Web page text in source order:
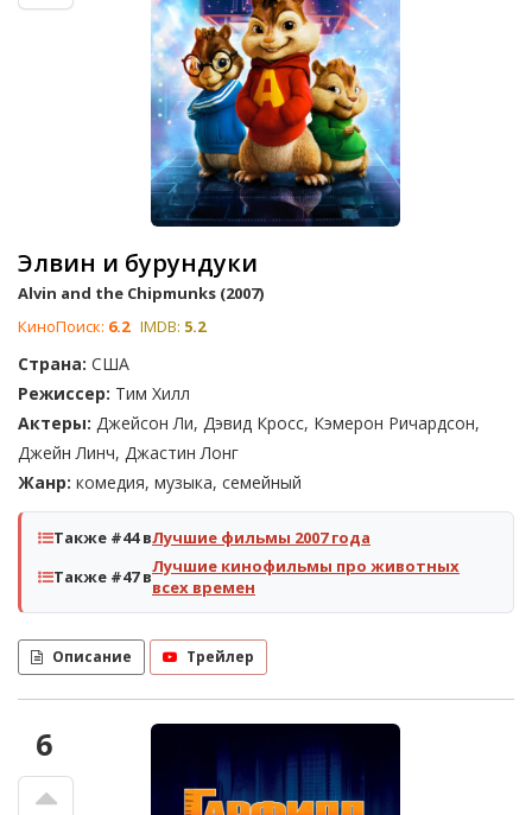
Элвин и бурундуки
Alvin and the Chipmunks (2007)
КиноПоиск: 6.2 IMDB: 5.2
Страна: США
Режиссер: Тим Хилл
Актеры: Джейсон Ли, Дэвид Кросс, Кэмерон Ричардсон,
Джейн Линч, Джастин Лонг
Жанр: комедия, музыка, семейный
Также #44 вЛучшие фильмы 2007 года
Также #47 вЛучшие кинофильмы про животных
всех времен
Описание Трейлер
6